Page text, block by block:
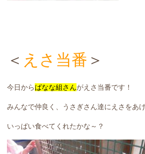
＜ えさ当番 ＞
今日からばなな組さんがえさ当番です！
みんなで仲良く、うさぎさん達にえさをあ
いっぱい食べてくれたかな～？